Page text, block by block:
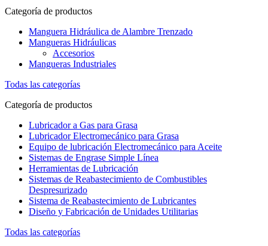
Categoría de productos
Manguera Hidráulica de Alambre Trenzado
Mangueras Hidráulicas
Accesorios
Mangueras Industriales
Todas las categorías
Categoría de productos
Lubricador a Gas para Grasa
Lubricador Electromecánico para Grasa
Equipo de lubricación Electromecánico para Aceite
Sistemas de Engrase Simple Línea
Herramientas de Lubricación
Sistemas de Reabastecimiento de Combustibles
Despresurizado
Sistema de Reabastecimiento de Lubricantes
Diseño y Fabricación de Unidades Utilitarias
Todas las categorías